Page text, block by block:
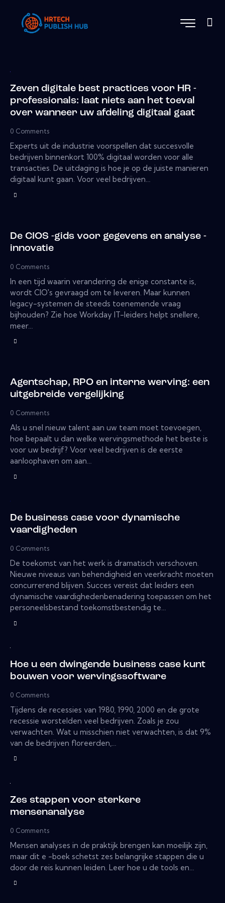
Zeven digitale best practices voor HR -
professionals: laat niets aan het toeval
over wanneer uw afdeling digitaal gaat
0 Comments
Experts uit de industrie voorspellen dat succesvolle
bedrijven binnenkort 100% digitaal worden voor alle
transacties. De uitdaging is hoe je op de juiste manieren
digitaal kunt gaan. Voor veel bedrijven…
De CIOS -gids voor gegevens en analyse -
innovatie
0 Comments
In een tijd waarin verandering de enige constante is,
wordt CIO's gevraagd om te leveren. Maar kunnen
legacy-systemen de steeds toenemende vraag
bijhouden? Zie hoe Workday IT-leiders helpt snellere,
meer…
Agentschap, RPO en interne werving: een
uitgebreide vergelijking
0 Comments
Als u snel nieuw talent aan uw team moet toevoegen,
hoe bepaalt u dan welke wervingsmethode het beste is
voor uw bedrijf? Voor veel bedrijven is de eerste
aanloophaven om aan…
De business case voor dynamische
vaardigheden
0 Comments
De toekomst van het werk is dramatisch verschoven.
Nieuwe niveaus van behendigheid en veerkracht moeten
concurrerend blijven. Succes vereist dat leiders een
dynamische vaardighedenbenadering toepassen om het
personeelsbestand toekomstbestendig te…
Hoe u een dwingende business case kunt
bouwen voor wervingssoftware
0 Comments
Tijdens de recessies van 1980, 1990, 2000 en de grote
recessie worstelden veel bedrijven. Zoals je zou
verwachten. Wat u misschien niet verwachten, is dat 9%
van de bedrijven floreerden,…
Zes stappen voor sterkere
mensenanalyse
0 Comments
Mensen analyses in de praktijk brengen kan moeilijk zijn,
maar dit e -boek schetst zes belangrijke stappen die u
door de reis kunnen leiden. Leer hoe u de tools en…